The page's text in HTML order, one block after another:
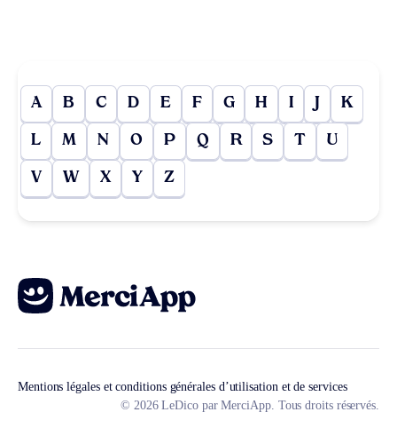
A B C D E F G H I J K
L M N O P Q R S T U
V W X Y Z
Mentions légales et conditions générales d’utilisation et de services
© 2026 LeDico par MerciApp. Tous droits réservés.